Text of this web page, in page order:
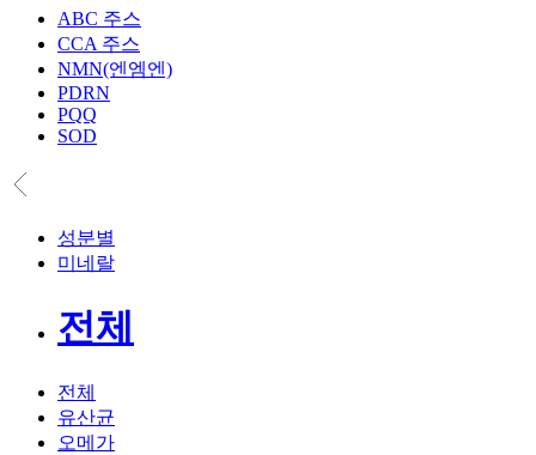
ABC 주스
CCA 주스
NMN(엔엠엔)
PDRN
PQQ
SOD
성분별
미네랄
전체
전체
유산균
오메가